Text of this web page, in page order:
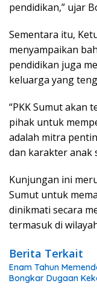
pendidikan,” ujar
Sementara itu,
menyampaikan
pendidikan juga
keluarga yang
“PKK Sumut akan
pihak untuk
adalah mitra
dan karakter anak
Kunjungan ini
Sumut untuk
dinikmati secara
termasuk di
Berita Terkait
Enam Tahun
Bongkar Dugaan